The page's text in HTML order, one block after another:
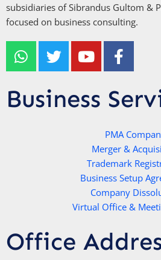
subsidiaries of Sibrandus Gultom &
focused on business consulting.
W
h
a
t
s
T
w
i
t
t
Y
o
u
t
u
F
a
c
e
b
o
k
-
f
Business
PMA
Merger &
Trademark
Business Setup
Company
Virtual Office &
Office